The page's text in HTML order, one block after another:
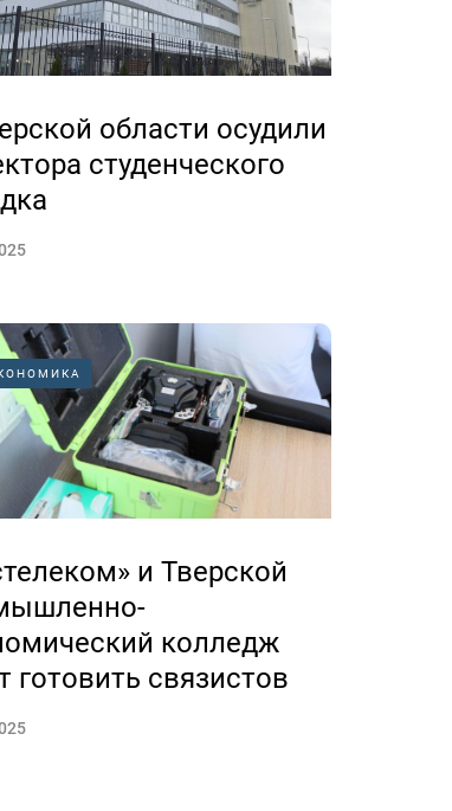
области осудили
студенческого
и Тверской
колледж
готовить связистов